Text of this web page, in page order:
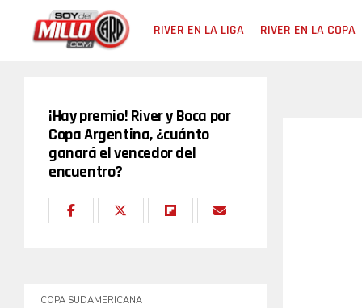
RIVER EN LA LIGA RIVER EN LA COPA
¡Hay premio! River y Boca por
Copa Argentina, ¿cuánto
ganará el vencedor del
encuentro?
COPA SUDAMERICANA